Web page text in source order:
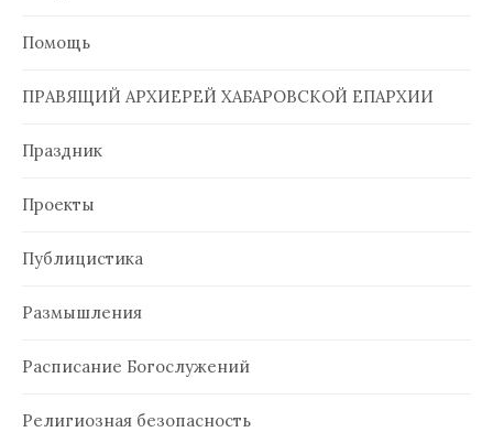
Помощь
ПРАВЯЩИЙ АРХИЕРЕЙ ХАБАРОВСКОЙ ЕПАРХИИ
Праздник
Проекты
Публицистика
Размышления
Расписание Богослужений
Религиозная безопасность